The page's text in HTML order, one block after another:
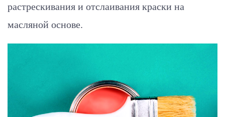
растрескивания и отслаивания краски на
масляной основе.